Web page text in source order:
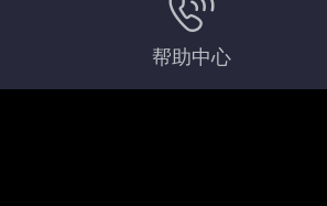
帮助中心